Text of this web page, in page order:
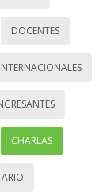
DOCENTES
CHARLAS